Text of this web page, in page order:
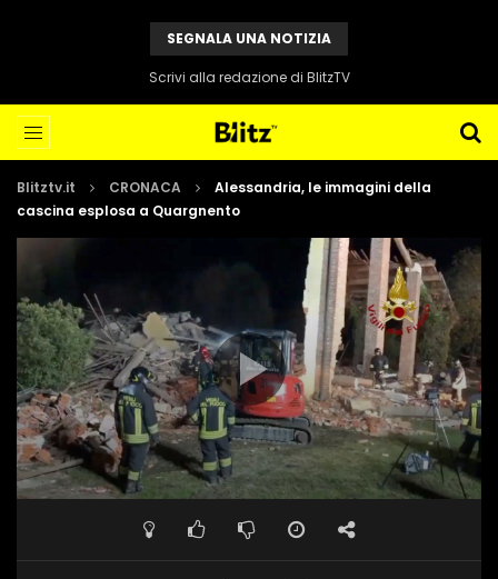
SEGNALA UNA NOTIZIA
Scrivi alla redazione di BlitzTV
Blitztv.it CRONACA
Alessandria, le immagini della
cascina esplosa a Quargnento